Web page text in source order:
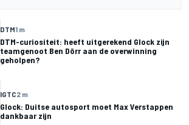
DTM1 m
DTM-curiositeit: heeft uitgerekend Glock zijn
teamgenoot Ben Dörr aan de overwinning
geholpen?
IGTC2 m
Glock: Duitse autosport moet Max Verstappen
dankbaar zijn